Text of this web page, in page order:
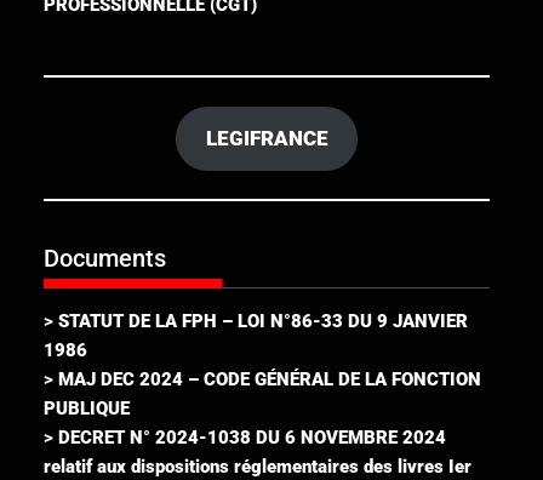
PROFESSIONNELLE (CGT)
LEGIFRANCE
Documents
> STATUT DE LA FPH – LOI N°86-33 DU 9 JANVIER
1986
> MAJ DEC 2024 – CODE GÉNÉRAL DE LA FONCTION
PUBLIQUE
> DECRET N° 2024-1038 DU 6 NOVEMBRE 2024
relatif aux dispositions réglementaires des livres Ier